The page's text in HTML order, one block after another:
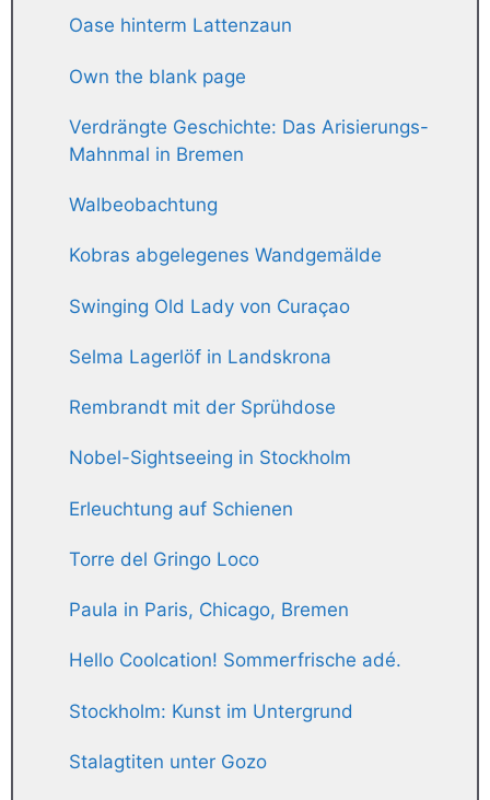
Oase hinterm Lattenzaun
Own the blank page
Verdrängte Geschichte: Das Arisierungs-
Mahnmal in Bremen
Walbeobachtung
Kobras abgelegenes Wandgemälde
Swinging Old Lady von Curaçao
Selma Lagerlöf in Landskrona
Rembrandt mit der Sprühdose
Nobel-Sightseeing in Stockholm
Erleuchtung auf Schienen
Torre del Gringo Loco
Paula in Paris, Chicago, Bremen
Hello Coolcation! Sommerfrische adé.
Stockholm: Kunst im Untergrund
Stalagtiten unter Gozo